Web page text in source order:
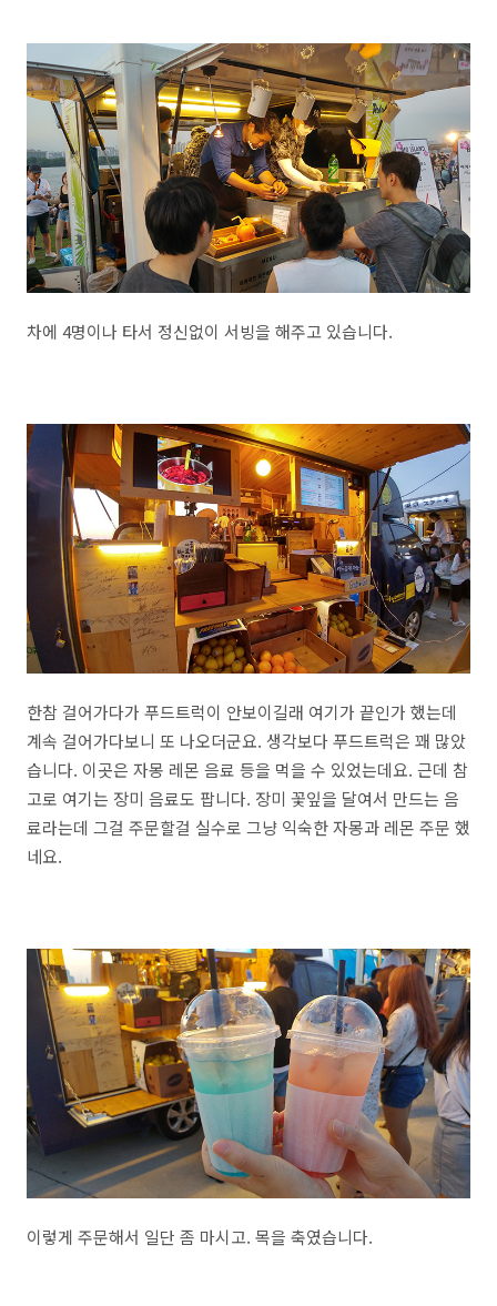
차에 4명이나 타서 정신없이 서빙을 해주고 있습니다.
한참 걸어가다가 푸드트럭이 안보이길래 여기가 끝인가 했는데
계속 걸어가다보니 또 나오더군요. 생각보다 푸드트럭은 꽤 많았
습니다. 이곳은 자몽 레몬 음료 등을 먹을 수 있었는데요. 근데 참
고로 여기는 장미 음료도 팝니다. 장미 꽃잎을 달여서 만드는 음
료라는데 그걸 주문할걸 실수로 그냥 익숙한 자몽과 레몬 주문 했
네요.
이렇게 주문해서 일단 좀 마시고. 목을 축였습니다.